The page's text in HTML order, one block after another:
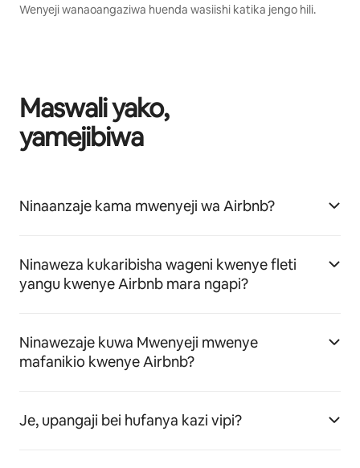
Wenyeji wanaoangaziwa huenda wasiishi katika jengo hili.
Maswali yako,
yamejibiwa
Ninaanzaje kama mwenyeji wa Airbnb?
Ninaweza kukaribisha wageni kwenye fleti
yangu kwenye Airbnb mara ngapi?
Ninawezaje kuwa Mwenyeji mwenye
mafanikio kwenye Airbnb?
Je, upangaji bei hufanya kazi vipi?